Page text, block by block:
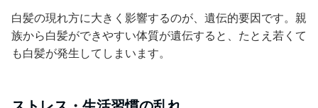
白髪の現れ方に大きく影響するのが、遺伝的要因です。親
族から白髪ができやすい体質が遺伝すると、たとえ若くて
も白髪が発生してしまいます。